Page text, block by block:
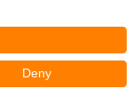
Deny